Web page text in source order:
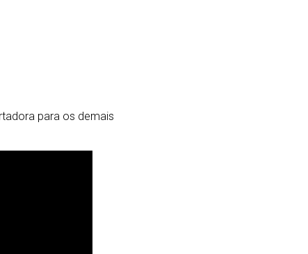
para os demais